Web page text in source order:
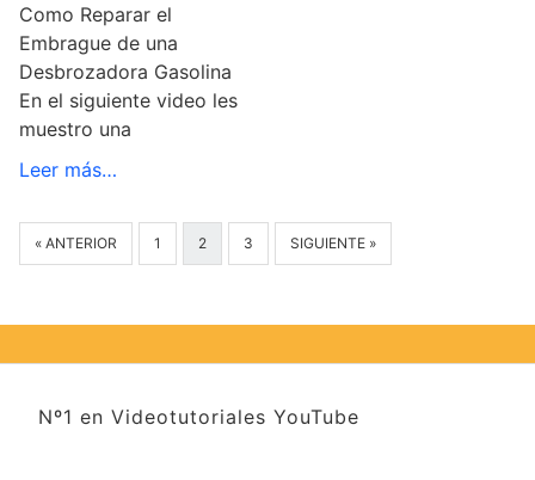
Como Reparar el
Embrague de una
Desbrozadora Gasolina
En el siguiente video les
muestro una
Leer más…
« ANTERIOR 1 2 3 SIGUIENTE »
Nº1 en Videotutoriales YouTube